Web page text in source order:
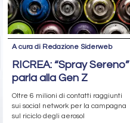
A cura di Redazione Siderweb
RICREA: “Spray Sereno”
parla alla Gen Z
Oltre 6 milioni di contatti raggiunti
sui social network per la campagna
sul riciclo degli aerosol